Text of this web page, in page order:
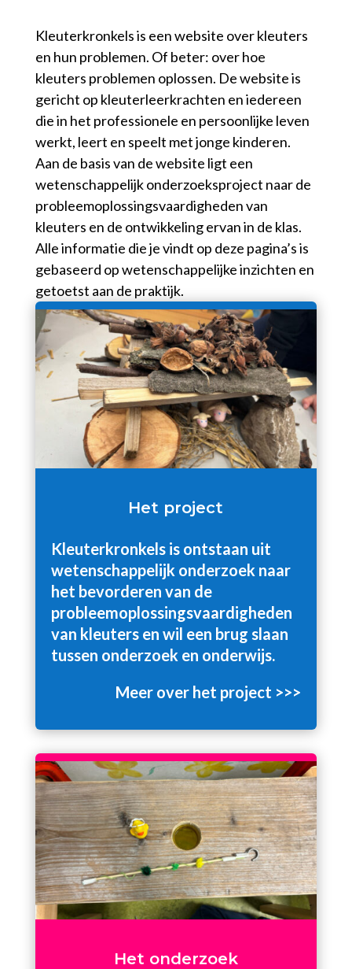
Kleuterkronkels is een website over kleuters
en hun problemen. Of beter: over hoe
kleuters problemen oplossen. De website is
gericht op kleuterleerkrachten en iedereen
die in het professionele en persoonlijke leven
werkt, leert en speelt met jonge kinderen.
Aan de basis van de website ligt een
wetenschappelijk onderzoeksproject naar de
probleemoplossingsvaardigheden van
kleuters en de ontwikkeling ervan in de klas.
Alle informatie die je vindt op deze pagina’s is
gebaseerd op wetenschappelijke inzichten en
getoetst aan de praktijk.
Het project
Kleuterkronkels is ontstaan uit
wetenschappelijk onderzoek naar
het bevorderen van de
probleemoplossingsvaardigheden
van kleuters en wil een brug slaan
tussen onderzoek en onderwijs.
Meer over het project >>>
Het onderzoek